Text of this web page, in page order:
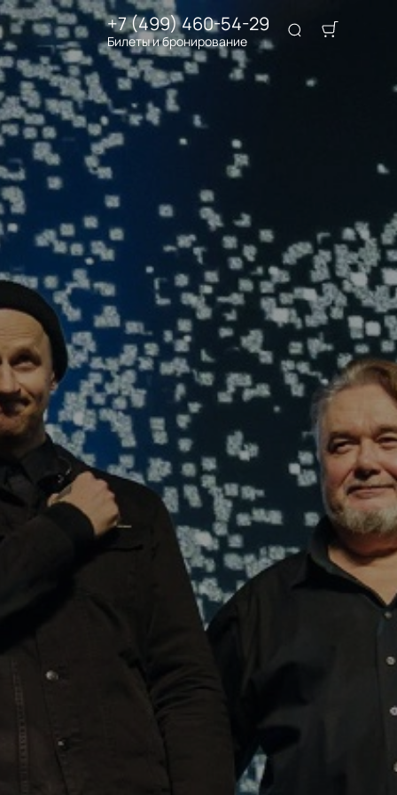
+7 (499) 460-54-29
Билеты и бронирование